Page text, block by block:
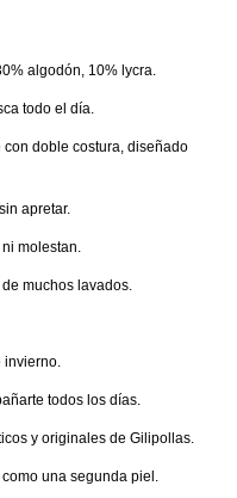
algodón, 10% lycra.
todo el día.
con doble costura, diseñado
apretar.
molestan.
muchos lavados.
invierno.
todos los días.
y originales de Gilipollas.
una segunda piel.